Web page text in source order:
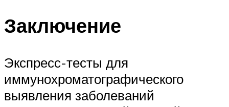
Заключение
Экспресс-тесты для
иммунохроматографического
выявления заболеваний